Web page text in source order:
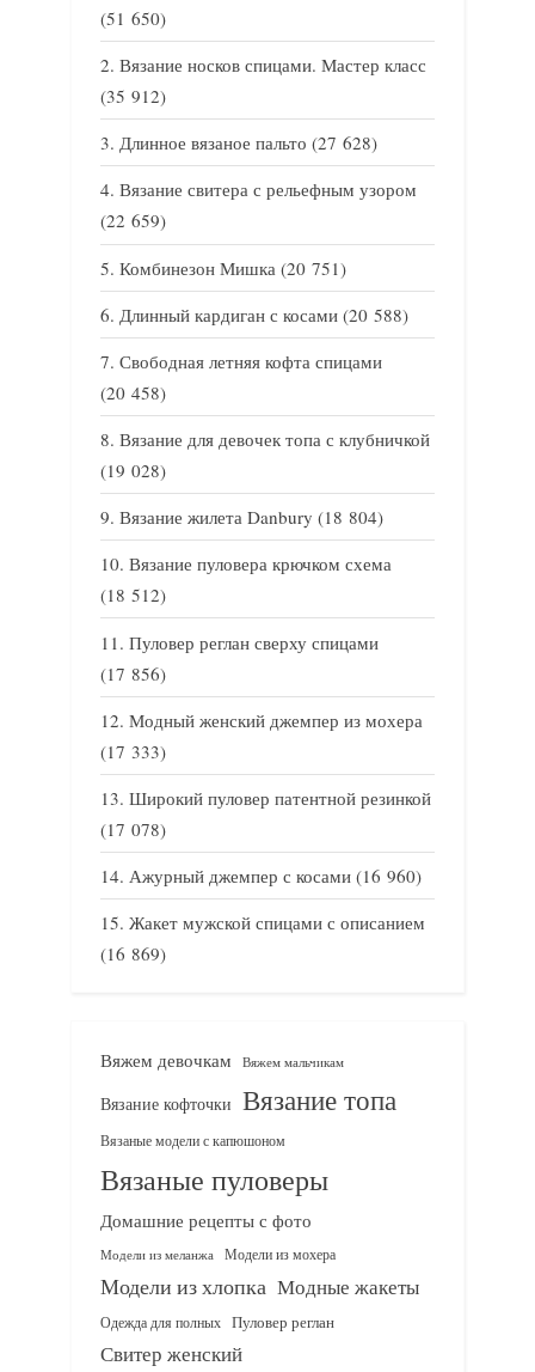
(51 650)
Вязание носков спицами. Мастер класс
(35 912)
Длинное вязаное пальто (27 628)
Вязание свитера с рельефным узором
(22 659)
Комбинезон Мишка (20 751)
Длинный кардиган с косами (20 588)
Свободная летняя кофта спицами
(20 458)
Вязание для девочек топа с клубничкой
(19 028)
Вязание жилета Danbury (18 804)
Вязание пуловера крючком схема
(18 512)
Пуловер реглан сверху спицами
(17 856)
Модный женский джемпер из мохера
(17 333)
Широкий пуловер патентной резинкой
(17 078)
Ажурный джемпер с косами (16 960)
Жакет мужской спицами с описанием
(16 869)
Вяжем девочкам Вяжем мальчикам
Вязание кофточки Вязание топа
Вязаные модели с капюшоном
Вязаные пуловеры
Домашние рецепты с фото
Модели из меланжа Модели из мохера
Модели из хлопка Модные жакеты
Одежда для полных Пуловер реглан
Свитер женский